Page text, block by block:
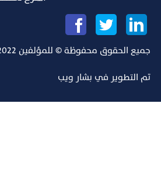
جميع الحقوق محفوظة © للمؤلفين 2022
تم التطوير في بشار ويب